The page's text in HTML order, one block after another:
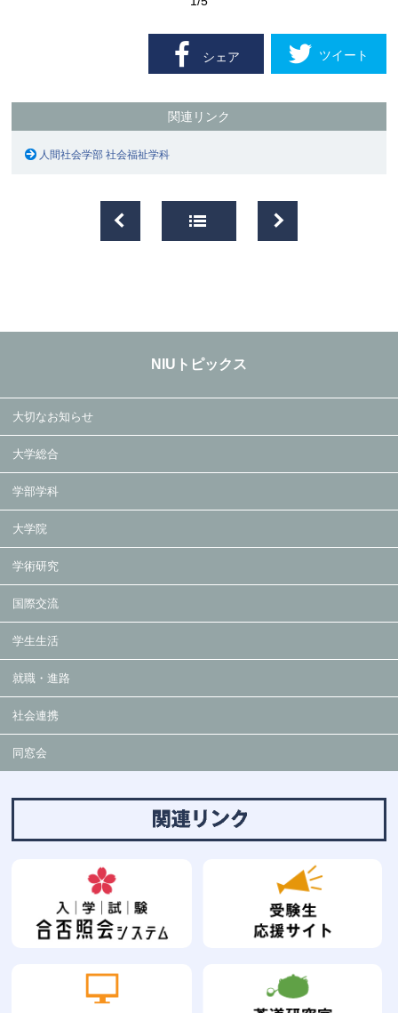
シェア ツイート
関連リンク
人間社会学部 社会福祉学科
NIUトピックス
大切なお知らせ
大学総合
学部学科
大学院
学術研究
国際交流
学生生活
就職・進路
社会連携
同窓会